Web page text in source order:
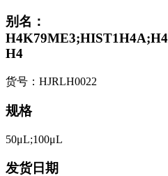
别名：
H4
货号：HJRLH0022
规格
50μL;100μL
发货日期